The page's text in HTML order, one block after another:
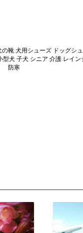
靴 犬用シューズ ドッグシ
犬 子犬 シニア 介護 レイ
防寒